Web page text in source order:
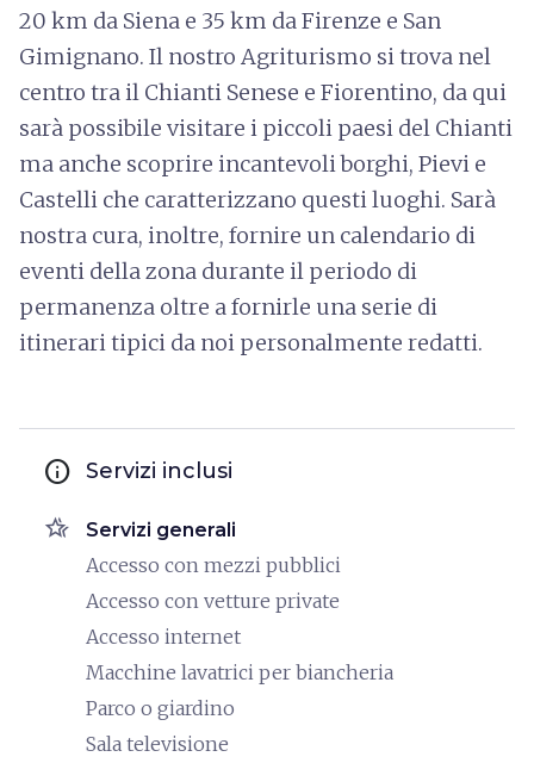
20 km da Siena e 35 km da Firenze e San
Gimignano. Il nostro Agriturismo si trova nel
centro tra il Chianti Senese e Fiorentino, da qui
sarà possibile visitare i piccoli paesi del Chianti
ma anche scoprire incantevoli borghi, Pievi e
Castelli che caratterizzano questi luoghi. Sarà
nostra cura, inoltre, fornire un calendario di
eventi della zona durante il periodo di
permanenza oltre a fornirle una serie di
itinerari tipici da noi personalmente redatti.
info Servizi inclusi
hotel_class Servizi generali
Accesso con mezzi pubblici
Accesso con vetture private
Accesso internet
Macchine lavatrici per biancheria
Parco o giardino
Sala televisione